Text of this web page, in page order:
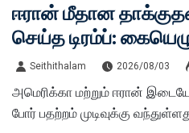
ஈரான் மீதான
செய்த டிரம்ப்:
அமைதி ஒப்பந்தம் -
என்ன லாபம்?
Seithithalam 2026/08/03
அமெரிக்கா மற்றும் ஈரான்
போர் பதற்றம் முடிவுக்கு